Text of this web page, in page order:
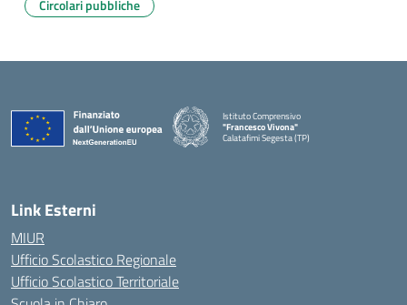
Circolari pubbliche
Istituto Comprensivo
"Francesco Vivona"
Calatafimi Segesta (TP)
— Visita la pagina iniziale della scuola
Link Esterni
MIUR
Ufficio Scolastico Regionale
Ufficio Scolastico Territoriale